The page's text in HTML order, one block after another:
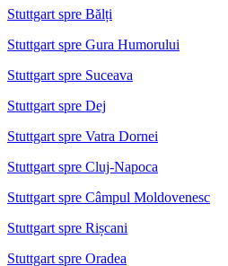
Stuttgart spre Bălți
Stuttgart spre Gura Humorului
Stuttgart spre Suceava
Stuttgart spre Dej
Stuttgart spre Vatra Dornei
Stuttgart spre Cluj-Napoca
Stuttgart spre Câmpul Moldovenesc
Stuttgart spre Rișcani
Stuttgart spre Oradea